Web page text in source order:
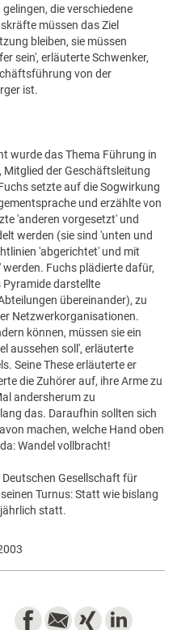
die verschiedene
müssen das Ziel
bleiben, sie müssen
sein', erläuterte Schwenker,
von der
ist.
wurde das Thema Führung in
Mitglied der Geschäftsleitung
setzte auf die Sogwirkung
und erzählte von
'anderen vorgesetzt' und
werden (sie sind 'unten und
'abgerichtet' und mit
Fuchs plädierte dafür,
Pyramide darstellte
übereinander), zu
Netzwerkorganisationen.
können, müssen sie ein
aussehen soll', erläuterte
Seine These erläuterte er
die Zuhörer auf, ihre Arme zu
andersherum zu
das. Daraufhin sollten sich
machen, welche Hand oben
Wandel vollbracht!
Gesellschaft für
Turnus: Statt wie bislang
statt.